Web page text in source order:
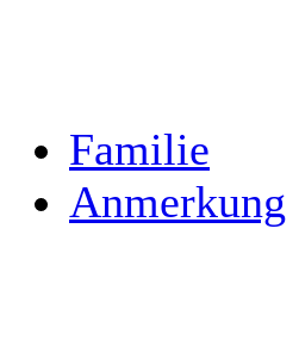
Familie
Anmerkung